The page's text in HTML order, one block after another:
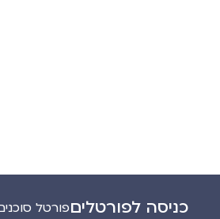
כניסה לפורטליםפורטל